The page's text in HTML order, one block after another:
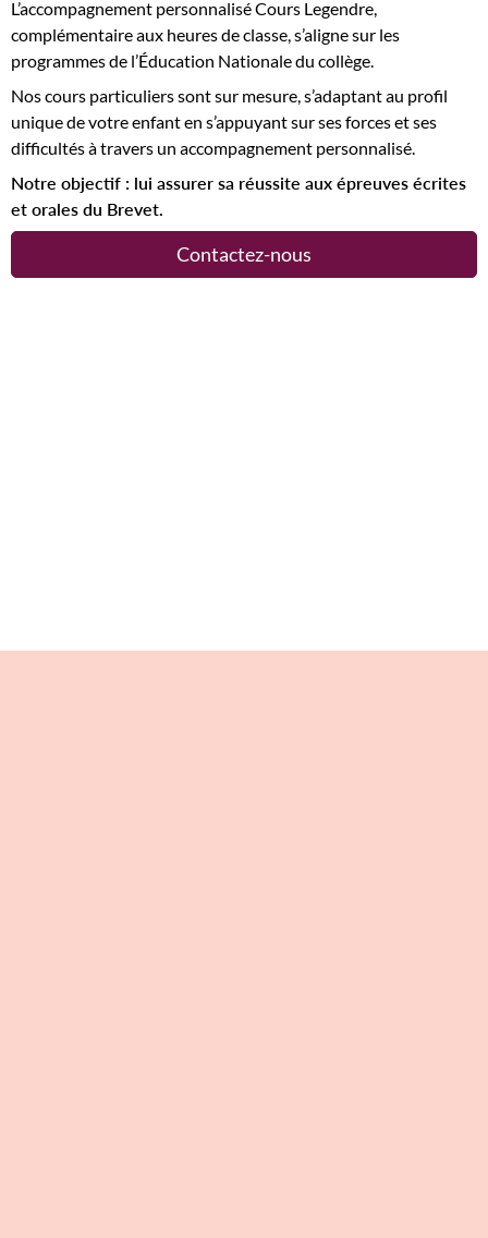
L’accompagnement personnalisé Cours Legendre,
complémentaire aux heures de classe, s’aligne sur les
programmes de l’Éducation Nationale du collège.
Nos cours particuliers sont sur mesure, s’adaptant au profil
unique de votre enfant en s’appuyant sur ses forces et ses
difficultés à travers un accompagnement personnalisé.
Notre objectif : lui assurer sa réussite aux épreuves écrites
et orales du Brevet.
Contactez-nous